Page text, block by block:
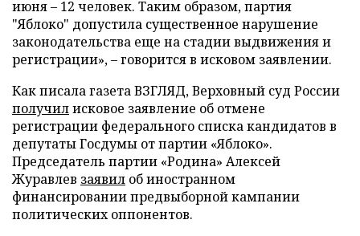
июня – 12 человек. Таким образом, партия
"Яблоко" допустила существенное нарушение
законодательства еще на стадии выдвижения и
регистрации», – говорится в исковом заявлении.
Как писала газета ВЗГЛЯД, Верховный суд России
получилисковое заявление об отмене
регистрации федерального списка кандидатов в
депутаты Госдумы от партии «Яблоко».
Председатель партии «Родина» Алексей
Журавлев заявил об иностранном
финансировании предвыборной кампании
политических оппонентов.